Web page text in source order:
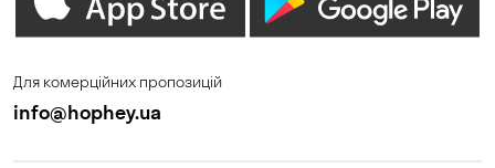
Дніпро Зазим’є
Кам'янське
Для комерційних пропозицій
info@hophey.ua